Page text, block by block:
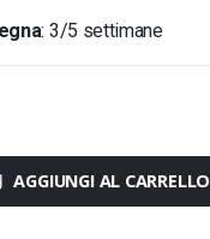
: 3/5 settimane
AGGIUNGI AL CARRELLO